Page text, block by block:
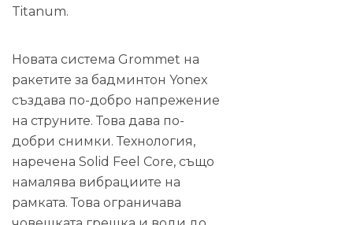
Titanum.
Новата система Grommet на
ракетите за бадминтон Yonex
създава по-добро напрежение
на струните. Това дава по-
добри снимки. Технология,
наречена Solid Feel Core, също
намалява вибрациите на
рамката. Това ограничава